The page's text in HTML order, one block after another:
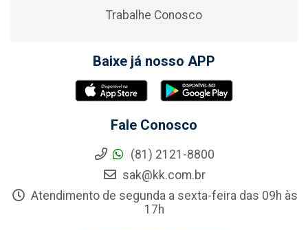
Trabalhe Conosco
Baixe já nosso APP
Fale Conosco
(81) 2121-8800
sak@kk.com.br
Atendimento de segunda a sexta-feira das 09h às
17h